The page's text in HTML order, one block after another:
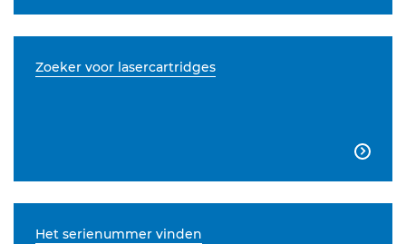
Zoeker voor lasercartridges

Het serienummer vinden